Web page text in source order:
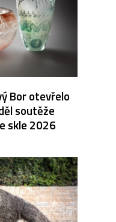
Bor otevřelo
soutěže
skle 2026